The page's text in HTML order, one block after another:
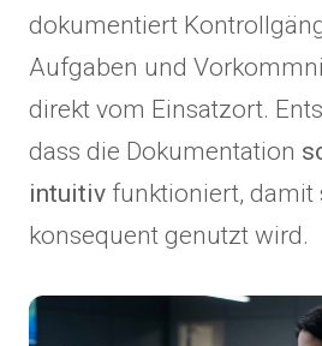
dokumentiert
Aufgaben und
direkt vom Einsatzort.
dass die Dokumentation
intuitiv funktioniert, damit
konsequent genutzt wird.